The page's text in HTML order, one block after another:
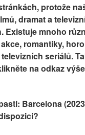
protože
dramat a
Existuje mnoho
romantiky,
seriálů.
na odkaz
Barcelona